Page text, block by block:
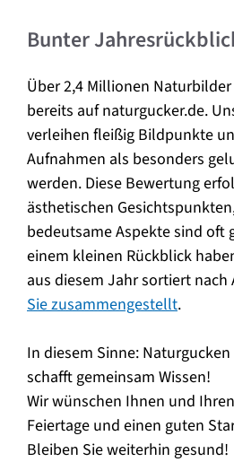
Bunter
Über 2,4 Millionen
bereits auf naturgucker.de.
verleihen fleißig Bildpunkte
Aufnahmen als besonders
werden. Diese Bewertung
ästhetischen
bedeutsame Aspekte sind oft
einem kleinen Rückblick
aus diesem Jahr sortiert nach
Sie zusammengestellt.
In diesem Sinne:
schafft gemeinsam Wissen!
Wir wünschen Ihnen und
Feiertage und einen guten
Bleiben Sie weiterhin gesund!